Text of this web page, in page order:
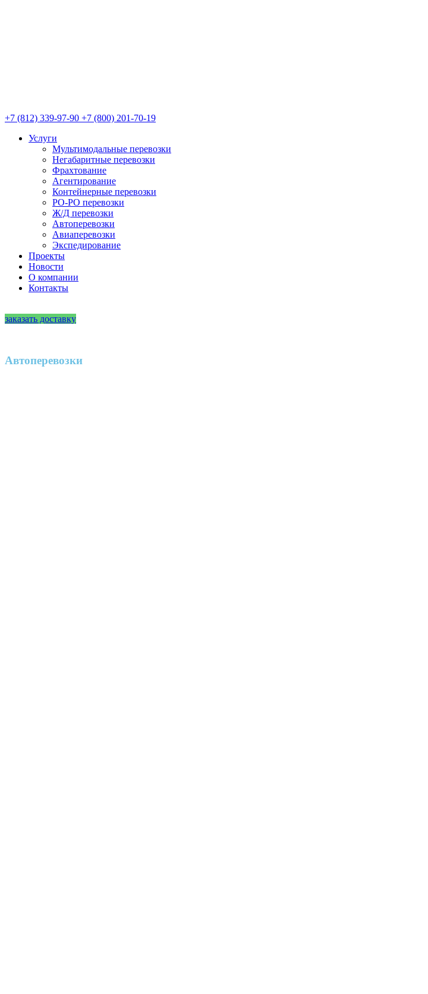
+7 (812) 339-97-90 +7 (800) 201-70-19
Услуги
Мультимодальные перевозки
Негабаритные перевозки
Фрахтование
Агентирование
Контейнерные перевозки
РО-РО перевозки
Ж/Д перевозки
Автоперевозки
Авиаперевозки
Экспедирование
Проекты
Новости
О компании
Контакты
заказать доставку
Автоперевозки